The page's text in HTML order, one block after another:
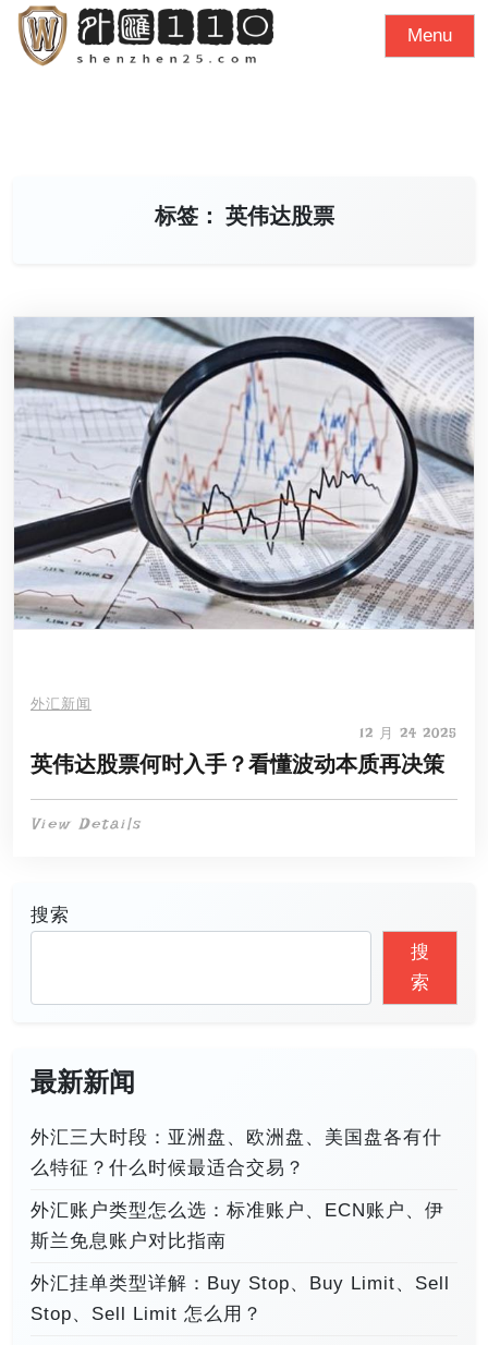
Menu
标签： 英伟达股票
外汇新闻
12 月 24 2025
英伟达股票何时入手？看懂波动本质再决策
View Details
搜索
搜
索
最新新闻
外汇三大时段：亚洲盘、欧洲盘、美国盘各有什
么特征？什么时候最适合交易？
外汇账户类型怎么选：标准账户、ECN账户、伊
斯兰免息账户对比指南
外汇挂单类型详解：Buy Stop、Buy Limit、Sell
Stop、Sell Limit 怎么用？